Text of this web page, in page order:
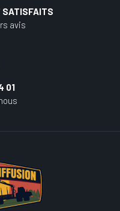
SATISFAITS
avis
01